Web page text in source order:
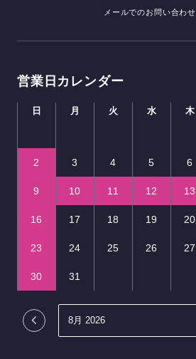
メールでのお問い合わせ
営業日カレンダー
日 月 火 水 木
2 3 4 5 6
9 10 11 12 13
16 17 18 19 20
23 24 25 26 27
30 31